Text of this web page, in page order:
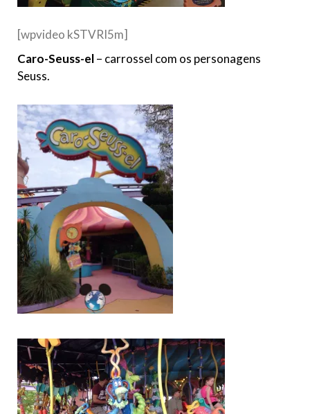
[wpvideo kSTVRI5m]
Caro-Seuss-el– carrossel com os personagens
Seuss.